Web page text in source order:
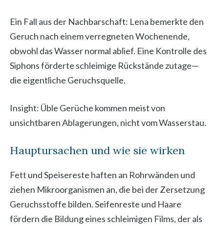
Ein Fall aus der Nachbarschaft: Lena bemerkte den
Geruch nach einem verregneten Wochenende,
obwohl das Wasser normal ablief. Eine Kontrolle des
Siphons förderte schleimige Rückstände zutage—
die eigentliche Geruchsquelle.
Insight: Üble Gerüche kommen meist von
unsichtbaren Ablagerungen, nicht vom Wasserstau.
Hauptursachen und wie sie wirken
Fett und Speisereste haften an Rohrwänden und
ziehen Mikroorganismen an, die bei der Zersetzung
Geruchsstoffe bilden. Seifenreste und Haare
fördern die Bildung eines schleimigen Films, der als